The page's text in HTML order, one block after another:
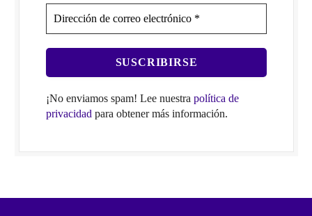
¡No enviamos spam! Lee nuestra política de
privacidad para obtener más información.